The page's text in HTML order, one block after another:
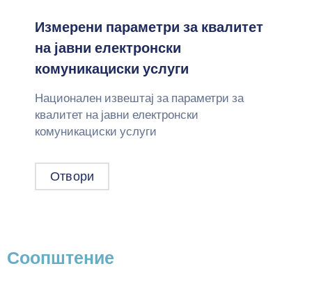
Измерени параметри за квалитет
на јавни електронски
комуникациски услуги
Национален извештај за параметри за
квалитет на јавни електронски
комуникациски услуги
Отвори
Соопштение